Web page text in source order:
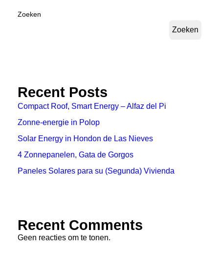
Zoeken
Zoeken
Recent Posts
Compact Roof, Smart Energy – Alfaz del Pi
Zonne-energie in Polop
Solar Energy in Hondon de Las Nieves
4 Zonnepanelen, Gata de Gorgos
Paneles Solares para su (Segunda) Vivienda
Recent Comments
Geen reacties om te tonen.